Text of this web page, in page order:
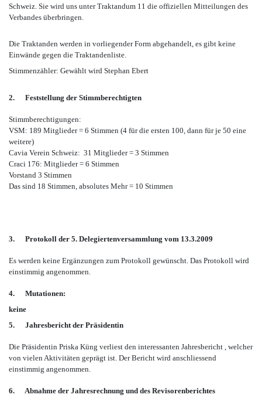
Schweiz. Sie wird uns unter Traktandum 11 die offiziellen Mitteilungen des
Verbandes überbringen.
Die Traktanden werden in vorliegender Form abgehandelt, es gibt keine
Einwände gegen die Traktandenliste.
Stimmenzähler: Gewählt wird Stephan Ebert
2. Feststellung der Stimmberechtigten
Stimmberechtigungen:
VSM: 189 Mitglieder = 6 Stimmen (4 für die ersten 100, dann für je 50 eine
weitere)
Cavia Verein Schweiz: 31 Mitglieder = 3 Stimmen
Craci 176: Mitglieder = 6 Stimmen
Vorstand 3 Stimmen
Das sind 18 Stimmen, absolutes Mehr = 10 Stimmen
3. Protokoll der 5. Delegiertenversammlung vom 13.3.2009
Es werden keine Ergänzungen zum Protokoll gewünscht. Das Protokoll wird
einstimmig angenommen.
4. Mutationen:
keine
5.
Jahresbericht der Präsidentin
Die Präsidentin Priska Küng verliest den interessanten Jahresbericht , welcher
von vielen Aktivitäten geprägt ist. Der Bericht wird anschliessend
einstimmig angenommen.
6. Abnahme der Jahresrechnung und des Revisorenberichtes